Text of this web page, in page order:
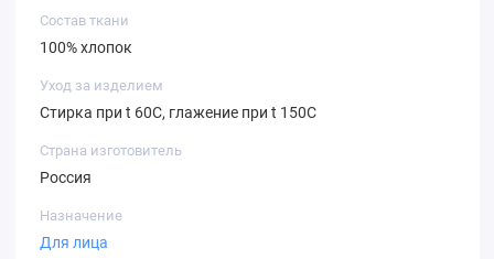
Состав ткани
100% хлопок
Уход за изделием
Стирка при t 60С, глажение при t 150С
Страна изготовитель
Россия
Назначение
Для лица